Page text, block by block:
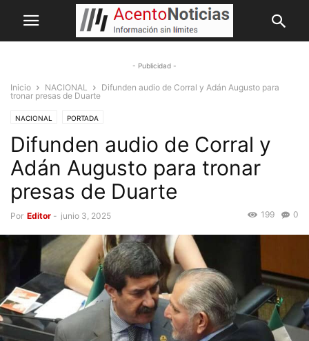
- Publicidad -
Inicio NACIONAL
Difunden audio de Corral y Adán Augusto para
tronar presas de Duarte
NACIONAL PORTADA
Difunden audio de Corral y
Adán Augusto para tronar
presas de Duarte
Por Editor - junio 3, 2025 0
199